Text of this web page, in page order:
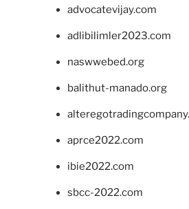
advocatevijay.com
adlibilimler2023.com
naswwebed.org
balithut-manado.org
aprce2022.com
ibie2022.com
sbcc-2022.com